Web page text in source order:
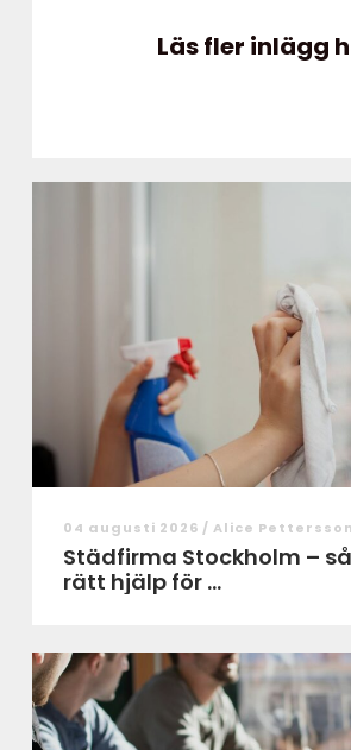
Läs fler inlägg
04 augusti 2026 / Alice Pettersson
Städfirma Stockholm –
rätt hjälp för ...